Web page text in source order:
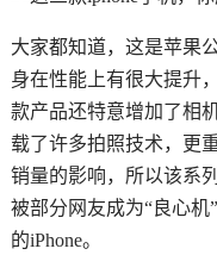
大家都知道，这是苹果
身在性能上有很大提升
款产品还特意增加了相
载了许多拍照技术，更
销量的影响，所以该系
被部分网友成为“良心
的iPhone。